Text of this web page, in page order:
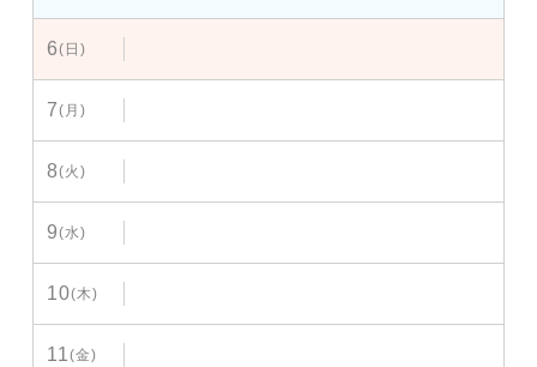
6(日)
7(月)
8(火)
9(水)
10(木)
11(金)